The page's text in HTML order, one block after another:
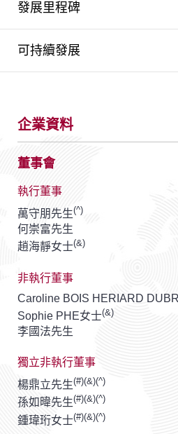
發展里程碑
可持續發展
企業資料
董事會
執行董事
萬守朋先生(^)
何崇富先生
趙海靜女士(&)
非執行董事
Caroline BOIS HERIARD
Sophie PHE女士(&)
李國法先生
獨立非執行董事
楊鼎立先生(#)(&)(^)
孫如暐先生(#)(&)(^)
鍾瑋珩女士(#)(&)(^)